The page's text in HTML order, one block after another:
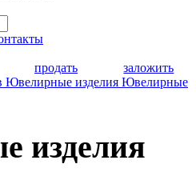
продать
заложить
Ювелирные изделия Ювелирные
изделия